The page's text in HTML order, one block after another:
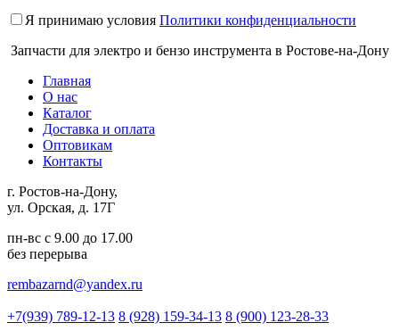
Я принимаю условия Политики конфиденциальности
Запчасти для электро и бензо инструмента в Ростове-на-Дону
Главная
О нас
Каталог
Доставка и оплата
Оптовикам
Контакты
г. Ростов-на-Дону,
ул. Орская, д. 17Г
пн-вс с 9.00 до 17.00
без перерыва
rembazarnd@yandex.ru
+7(939) 789-12-13 8 (928) 159-34-13 8 (900) 123-28-33